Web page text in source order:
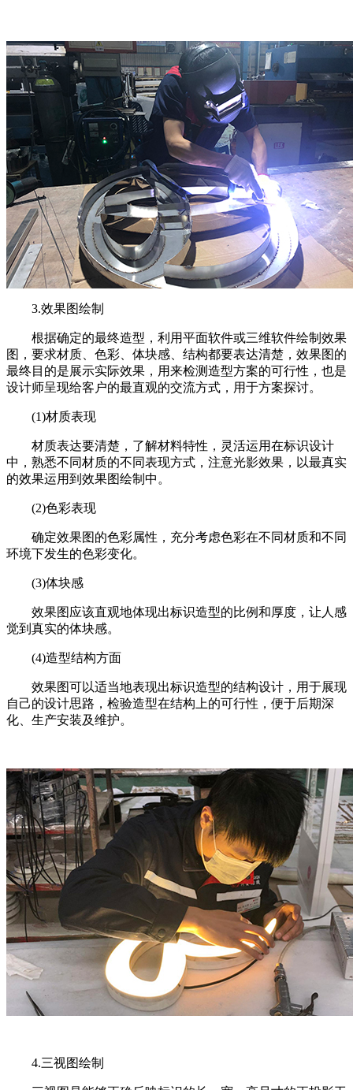
3.效果图绘制
根据确定的最终造型，利用平面软件或三维软件绘制效果
图，要求材质、色彩、体块感、结构都要表达清楚，效果图的
最终目的是展示实际效果，用来检测造型方案的可行性，也是
设计师呈现给客户的最直观的交流方式，用于方案探讨。
(1)材质表现
材质表达要清楚，了解材料特性，灵活运用在标识设计
中，熟悉不同材质的不同表现方式，注意光影效果，以最真实
的效果运用到效果图绘制中。
(2)色彩表现
确定效果图的色彩属性，充分考虑色彩在不同材质和不同
环境下发生的色彩变化。
(3)体块感
效果图应该直观地体现出标识造型的比例和厚度，让人感
觉到真实的体块感。
(4)造型结构方面
效果图可以适当地表现出标识造型的结构设计，用于展现
自己的设计思路，检验造型在结构上的可行性，便于后期深
化、生产安装及维护。
4.三视图绘制